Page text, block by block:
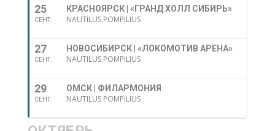
25
СЕНТ.
КРАСНОЯРСК | «ГРАНД ХОЛЛ СИБИРЬ»
NAUTILUS POMPILIUS
27
СЕНТ.
НОВОСИБИРСК | «ЛОКОМОТИВ АРЕНА»
NAUTILUS POMPILIUS
29
СЕНТ.
ОМСК | ФИЛАРМОНИЯ
NAUTILUS POMPILIUS